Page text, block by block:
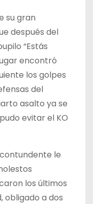
su gran
después del
“Estás
encontró
los golpes
del
asalto ya se
evitar el KO
le
los últimos
obligado a dos